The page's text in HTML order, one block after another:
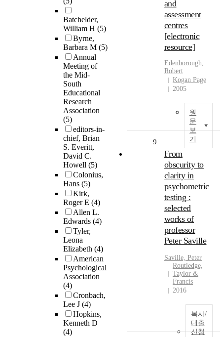
Batchelder,
William H (5)
Byrne,
Barbara M (5)
Annual
Meeting of
the Mid-
South
Educational
Research
Association
(5)
editors-in-
chief, Brian
S. Everitt,
David C.
Howell (5)
Colonius,
Hans (5)
Kirk,
Roger E (4)
Allen L.
Edwards (4)
Tyler,
Leona
Elizabeth (4)
American
Psychological
Association
(4)
Cronbach,
Lee J (4)
Hopkins,
Kenneth D
(4)
and
assessment
centres
[electronic
resource]
Edenborough,
Robert
Kogan Page
2005
원
문
보
기
9
From
obscurity to
clarity in
psychometric
testing :
selected
works of
professor
Peter Saville
Saville, Peter
Routledge,
Taylor &
Francis
2016
복사/
대출
신청